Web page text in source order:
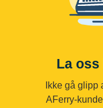
La
Ikke gå glipp
AFerry-